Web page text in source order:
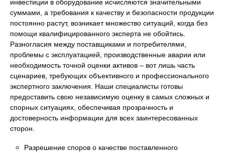
инвестиции в оборудование исчисляются значительными
суммами, а требования к качеству и безопасности продукции
постоянно растут, возникает множество ситуаций, когда без
помощи квалифицированного эксперта не обойтись.
Разногласия между поставщиками и потребителями,
проблемы с эксплуатацией, производственные аварии или
необходимость точной оценки активов – вот лишь часть
сценариев, требующих объективного и профессионального
экспертного заключения. Наши специалисты готовы
предоставить свою независимую оценку в самых сложных и
спорных ситуациях, обеспечивая прозрачность и
достоверность информации для всех заинтересованных
сторон.
Разрешение споров о качестве поставленного